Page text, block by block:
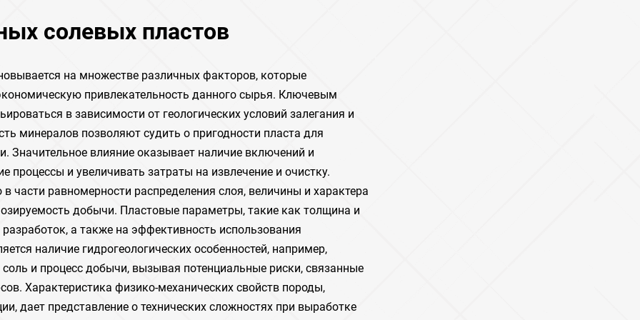
солевых пластов
на множестве различных факторов, которые
привлекательность данного сырья. Ключевым
в зависимости от геологических условий залегания и
минералов позволяют судить о пригодности пласта для
Значительное влияние оказывает наличие включений и
процессы и увеличивать затраты на извлечение и очистку.
части равномерности распределения слоя, величины и характера
добычи. Пластовые параметры, такие как толщина и
а также на эффективность использования
наличие гидрогеологических особенностей, например,
и процесс добычи, вызывая потенциальные риски, связанные
Характеристика физико-механических свойств породы,
дает представление о технических сложностях при выработке